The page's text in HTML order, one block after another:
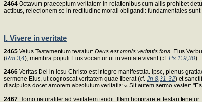
2464 Octavum praeceptum veritatem in relationibus cum aliis prohibet
actibus, reiectionem se in rectitudine morali obligandi: fundamentales
I. Vivere in veritate
2465 Vetus Testamentum testatur: Deus est omnis veritatis fons. Eius
(Rm 3,4), membra populi Eius vocantur ut in veritate vivant (cf. Ps 119,30).
2466 Veritas Dei in Iesu Christo est integre manifestata. Ipse, plenus
sermone Eius, ut cognoscat veritatem quae liberat (cf. Jn 8,31-32) et
discipulos docet amorem absolutum veritatis: « Sit autem sermo vester:
2467 Homo naturaliter ad veritatem tendit. Illam honorare et testari